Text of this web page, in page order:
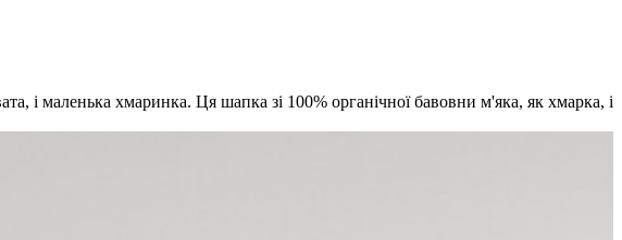
і маленька хмаринка. Ця шапка зі 100% органічної бавовни м'яка, як хмарка, і